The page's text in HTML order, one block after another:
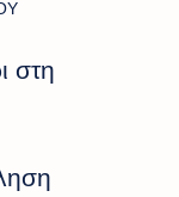
στη